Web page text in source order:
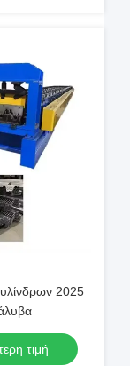
2025
τιμή